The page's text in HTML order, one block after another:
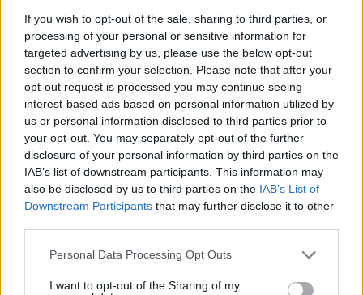
If you wish to opt-out of the sale, sharing to third parties, or
processing of your personal or sensitive information for
targeted advertising by us, please use the below opt-out
section to confirm your selection. Please note that after your
opt-out request is processed you may continue seeing
interest-based ads based on personal information utilized by
us or personal information disclosed to third parties prior to
your opt-out. You may separately opt-out of the further
disclosure of your personal information by third parties on the
IAB’s list of downstream participants. This information may
also be disclosed by us to third parties on the IAB’s List of
Downstream Participants that may further disclose it to other
Please note that this website/app uses one or more Google
not limited to your visit or usage behaviour. You may click to
Personal Data Processing Opt Outs
I want to opt-out of the Sharing of my
Η απουσία μέσα στη νύχτα και η λεπτομέρεια στα
μηνύματα: Πώς η σύζυγος του Αφγανού ξεκίνησε
να τον υποπτεύεται για τη δολοφονία της
06.08.2026, 15:36